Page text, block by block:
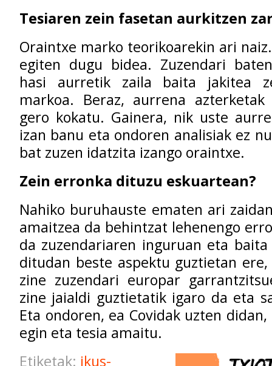
Tesiaren zein fasetan aurkitzen
Oraintxe marko teorikoarekin ari
egiten dugu bidea. Zuzendari
hasi aurretik zaila baita jakitea
markoa. Beraz, aurrena
gero kokatu. Gainera, nik uste
izan banu eta ondoren analisiak ez
bat zuzen idatzita izango oraintxe.
Zein erronka dituzu eskuartean?
Nahiko buruhauste ematen ari
amaitzea da behintzat lehenengo
da zuzendariaren inguruan eta
ditudan beste aspektu guztietan
zine zuzendari europar
zine jaialdi guztietatik igaro da eta
Eta ondoren, ea Covidak uzten
egin eta tesia amaitu.
Etiketak: ikus-